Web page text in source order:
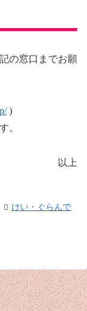
の窓口までお願
)
。
以上
けい・ぐらんで